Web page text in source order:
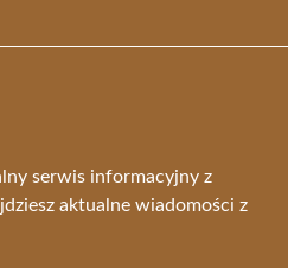
serwis informacyjny z
aktualne wiadomości z